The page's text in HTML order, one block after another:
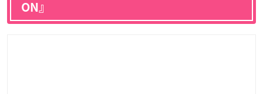
ON』